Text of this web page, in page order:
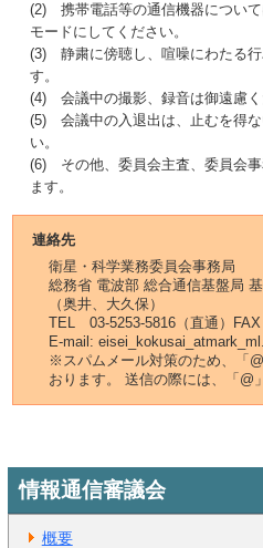
(2) 携帯電話等の通信機器につい
モードにしてください。
(3) 静粛に傍聴し、喧噪にわたる行
す。
(4) 会議中の撮影、録音は御遠慮く
(5) 会議中の入退出は、止むを得な
い。
(6) その他、委員会主査、委員会
ます。
連絡先
衛星・科学業務委員会事務局
総務省 電波部 総合通信基盤局
（奥井、大久保）
TEL 03-5253-5816（直通）
E-mail:
※スパムメール対策のため、「
おります。 送信の際には、「@
情報通信審議会
概要